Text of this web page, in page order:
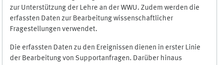
zur Unterstützung der Lehre an der WWU. Zudem werden die
erfassten Daten zur Bearbeitung wissenschaftlicher
Fragestellungen verwendet.
Die erfassten Daten zu den Ereignissen dienen in erster Linie
der Bearbeitung von Supportanfragen. Darüber hinaus